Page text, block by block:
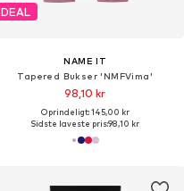
DEAL
NAME IT
Tapered Bukser 'NMFVima'
98,10 kr
Oprindeligt: 145,00 kr
Sidste laveste pris:98,10 kr